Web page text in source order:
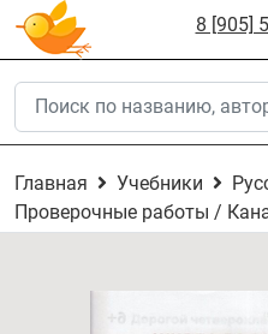
8 [905]
Главная Учебники
Проверочные работы /